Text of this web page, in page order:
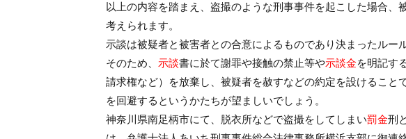
以上の内容を踏まえ、盗撮のような刑事事件を起こした場合、
考えられます。
示談は被疑者と被害者との合意によるものであり決まったルー
そのため、 示談書に於て謝罪や接触の禁止等や示談金を明記す
請求権など）を放棄し、被疑者を赦すなどの約定を設けること
を回避するというかたちが望ましいでしょう。
神奈川県南足柄市にて、脱衣所などで盗撮をしてしまい罰金刑と